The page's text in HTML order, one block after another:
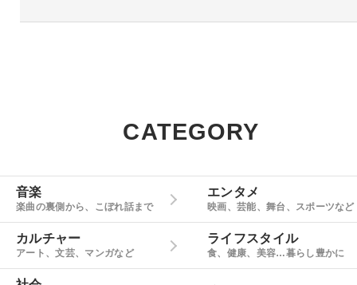
CATEGORY
音楽
楽曲の裏側から、こぼれ話まで
エンタメ
映画、芸能、舞台、スポーツなど
カルチャー
アート、文芸、マンガなど
ライフスタイル
食、健康、美容…暮らし豊かに